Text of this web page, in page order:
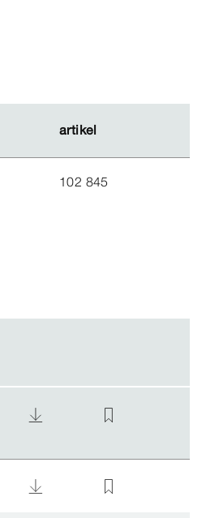
artikel
artikel
102 845